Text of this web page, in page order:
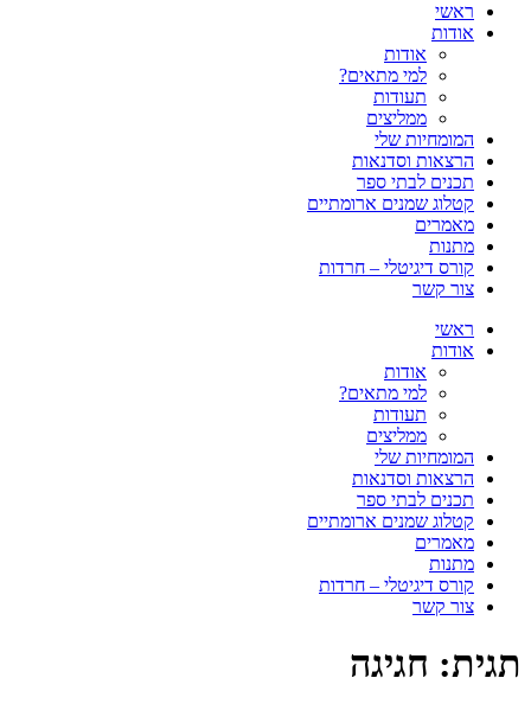
ראשי
אודות
אודות
למי מתאים?
תעודות
ממליצים
המומחיות שלי
הרצאות וסדנאות
תכנים לבתי ספר
קטלוג שמנים ארומתיים
מאמרים
מתנות
קורס דיגיטלי – חרדות
צור קשר
ראשי
אודות
אודות
למי מתאים?
תעודות
ממליצים
המומחיות שלי
הרצאות וסדנאות
תכנים לבתי ספר
קטלוג שמנים ארומתיים
מאמרים
מתנות
קורס דיגיטלי – חרדות
צור קשר
תגית: חגיגה